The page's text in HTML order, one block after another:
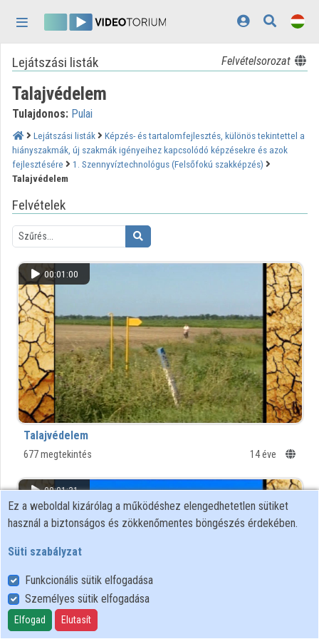
Kezdőlap
Bejelentkezés
Felfedezés
Kategóriák
Lejátszási listák
Intézmények
Közreműködők
Megjelenés:világos
Lejátszási listák Felvételsorozat
Talajvédelem
Tulajdonos: Pulai
Lejátszási listák
Képzés- és tartalomfejlesztés, különös tekintettel a
hiányszakmák, új szakmák igényeihez kapcsolódó képzésekre és azok
fejlesztésére
1. Szennyvíztechnológus (Felsőfokú szakképzés)
Talajvédelem
Felvételek
00:01:00
Talajvédelem
677 megtekintés 14 éve
00:01:31
Ez a weboldal kizárólag a működéshez elengedhetetlen sütiket
használ a biztonságos és zökkenőmentes böngészés érdekében.
Süti szabályzat
Funkcionális sütik elfogadása
Személyes sütik elfogadása
Elfogad Elutasít